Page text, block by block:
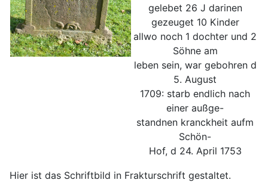
gelebet 26 J darinen
gezeuget 10 Kinder
allwo noch 1 dochter und 2
Söhne am
leben sein, war gebohren d
5. August
1709: starb endlich nach
einer außge-
standnen kranckheit aufm
Schön-
Hof, d 24. April 1753
Hier ist das Schriftbild in Frakturschrift gestaltet.